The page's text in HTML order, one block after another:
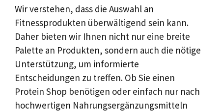
Wir verstehen, dass die Auswahl an
Fitnessprodukten überwältigend sein kann.
Daher bieten wir Ihnen nicht nur eine breite
Palette an Produkten, sondern auch die nötige
Unterstützung, um informierte
Entscheidungen zu treffen. Ob Sie einen
Protein Shop benötigen oder einfach nur nach
hochwertigen Nahrungsergänzungsmitteln